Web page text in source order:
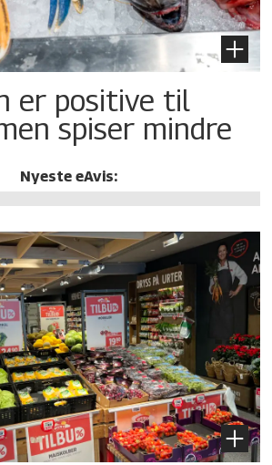
er positive til
spiser mindre
Nyeste eAvis: